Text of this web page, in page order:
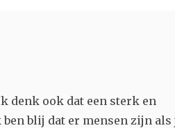
denk ook dat een sterk en
blij dat er mensen zijn als